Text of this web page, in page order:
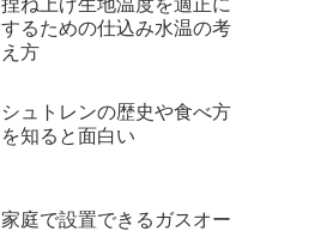
するための仕込み水温の考
え方
シュトレンの歴史や食べ方
を知ると面白い
家庭で設置できるガスオー